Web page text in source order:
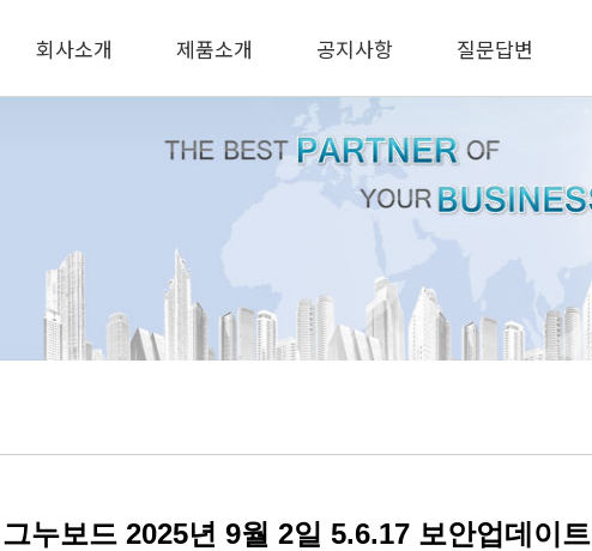
회사소개 제품소개 공지사항 질문답변
누보드 2025년 9월 2일 5.6.17 보안업데이트